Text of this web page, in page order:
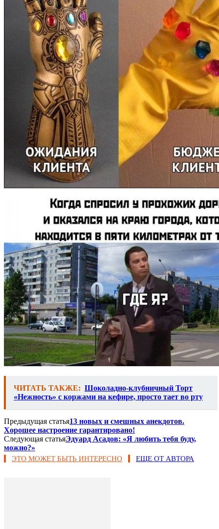
ЧИТАТЬ ТАКЖЕ: Шоколадно-клубничный Торт
«Нежность» с коржами на кефире, просто тает во рту
Предыдущая статья13 новых и смешных анекдотов.
Хорошее настроение гарантировано!
Следующая статьяЭдуард Асадов: «Я любить тебя буду,
можно?»
ЭТО МОЖЕТ БЫТЬ ИНТЕРЕСНО ЕЩЕ ОТ АВТОРА